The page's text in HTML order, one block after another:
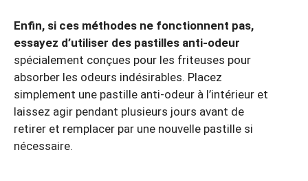
Enfin, si ces méthodes ne fonctionnent pas,
essayez d’utiliser des pastilles anti-odeur
spécialement conçues pour les friteuses pour
absorber les odeurs indésirables. Placez
simplement une pastille anti-odeur à l’intérieur et
laissez agir pendant plusieurs jours avant de
retirer et remplacer par une nouvelle pastille si
nécessaire.